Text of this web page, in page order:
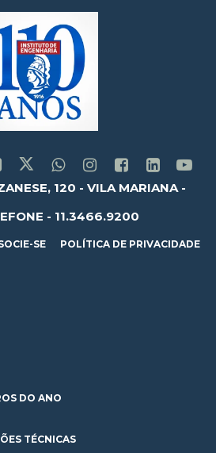
120 - VILA MARIANA -
- 11.3466.9200
SE POLÍTICA DE PRIVACIDADE
DO ANO
TÉCNICAS